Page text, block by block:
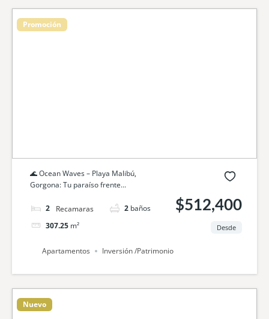
Promoción
🌊 Ocean Waves – Playa Malibú,
Gorgona: Tu paraíso frente...
2 camas 2 baños
307.25 m²
$512,400
Desde
Apartamentos Inversión /Patrimonio
Nuevo